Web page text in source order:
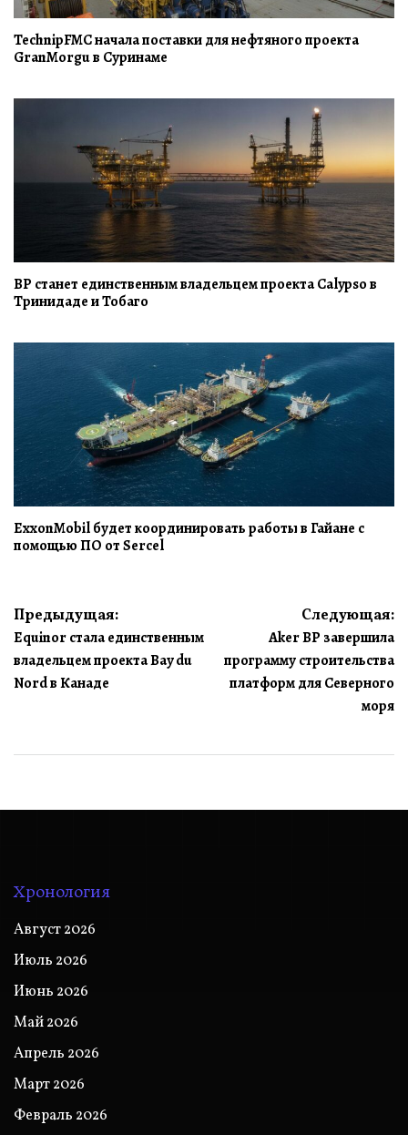
TechnipFMC начала поставки для нефтяного проекта
GranMorgu в Суринаме
BP станет единственным владельцем проекта Calypso в
Тринидаде и Тобаго
ExxonMobil будет координировать работы в Гайане с
помощью ПО от Sercel
Навигация
по
записям
Предыдущая:
Equinor стала единственным
владельцем проекта Bay du
Nord в Канаде
Следующая:
Aker BP завершила
программу строительства
платформ для Северного
моря
Хронология
Август 2026
Июль 2026
Июнь 2026
Май 2026
Апрель 2026
Март 2026
Февраль 2026